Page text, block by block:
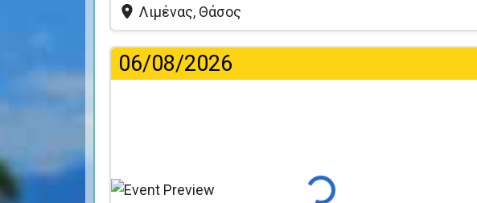
Λιμένας, Θάσος
06/08/2026